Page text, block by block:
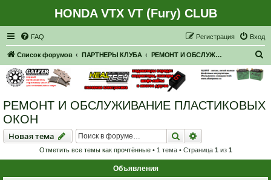
HONDA VTX VT (Fury) CLUB
FAQ Вход
Регистрация
Список форумов ПАРТНЕРЫ КЛУБА РЕМОНТ И ОБСЛУЖИВАНИЕ ПЛАСТИКОВЫХ ОКОН
к
РЕМОНТ И ОБСЛУЖИВАНИЕ ПЛАСТИКОВЫХ
ОКОН
Новая тема
Новаятема Поиск
Отметить все темы как прочтённые• 1 тема • Страница 1 из 1
Объявления